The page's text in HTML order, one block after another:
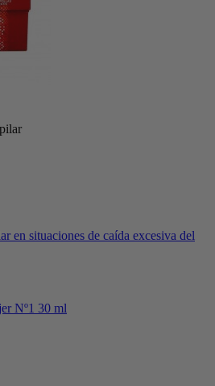
en situaciones de caída excesiva del